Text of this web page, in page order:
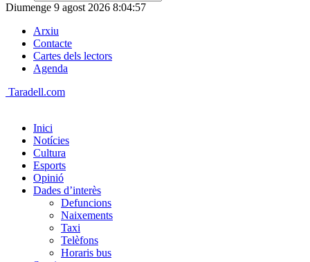
Diumenge 9 agost 2026 8:04:57
Arxiu
Contacte
Cartes dels lectors
Agenda
Taradell.com
Inici
Notícies
Cultura
Esports
Opinió
Dades d’interès
Defuncions
Naixements
Taxi
Telèfons
Horaris bus